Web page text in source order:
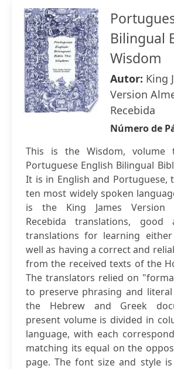
Bilingual
Wisdom
Autor: King
Version
Recebida
Número de
This is the Wisdom, volume
Portuguese English Bilingual
It is in English and Portuguese,
ten most widely spoken
is the King James Version
Recebida translations, good
translations for learning either
well as having a correct and
from the received texts of the
The translators relied on
to preserve phrasing and
the Hebrew and Greek
present volume is divided in
language, with each
matching its equal on the
page. The font size and style